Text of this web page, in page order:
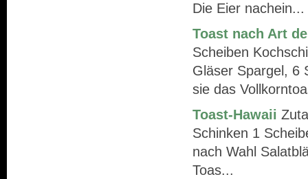
Die Eier nachein...
Toast nach Art
Scheiben
Gläser Spargel, 6
sie das
Toast-Hawaii
Schinken 1
nach Wahl
Toas...